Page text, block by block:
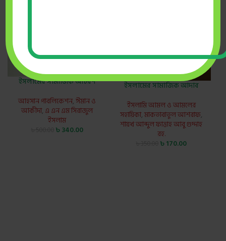
ইসলামের সামাজিক আচরণ
আহসান পাবলিকেশন,ঈমান ও
আকীদা, এ এন এম সিরাজুল
ইসলাম
৳340.00
ইসলামের সামাজিক আদাব
ইসলামি আমল ও আমলের
সহায়িকা,মাকতাবাতুল আশরাফ,
শায়খ আব্দুল ফাত্তাহ আবু গুদ্দাহ
রহ.
৳170.00